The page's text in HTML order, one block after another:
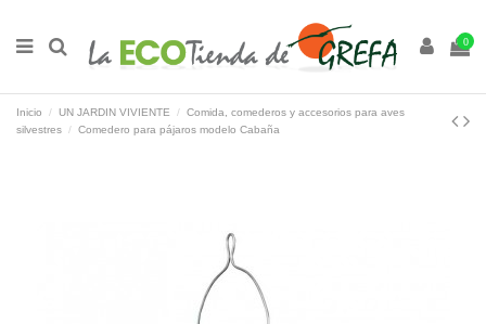
0
Inicio UN JARDIN VIVIENTE
Comida, comederos y accesorios para aves
silvestres
Comedero para pájaros modelo Cabaña